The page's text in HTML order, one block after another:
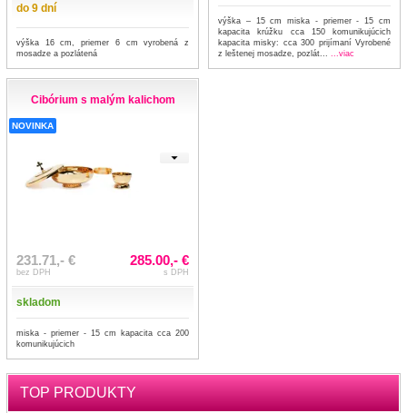
do 9 dní
výška 16 cm, priemer 6 cm vyrobená z
mosadze a pozlátená
výška – 15 cm miska - priemer - 15 cm
kapacita krúžku cca 150 komunikujúcich
kapacita misky: cca 300 prijímaní Vyrobené
z leštenej mosadze, pozlát...
...viac
Cibórium s malým kalichom
NOVINKA
231.71,- €
bez DPH
285.00,- €
s DPH
skladom
miska - priemer - 15 cm kapacita cca 200
komunikujúcich
TOP PRODUKTY